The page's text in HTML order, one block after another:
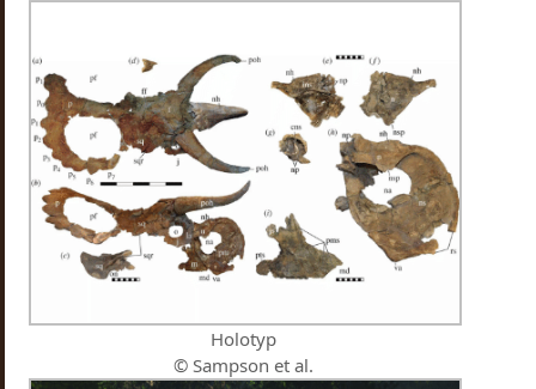
Holotyp
© Sampson et al.